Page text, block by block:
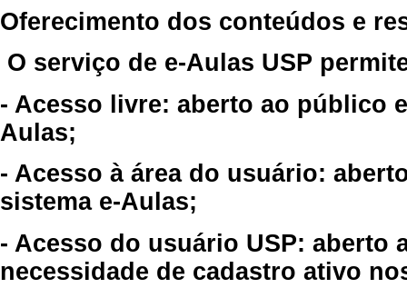
Oferecimento dos conteúdos e
O serviço de e-Aulas USP
- Acesso livre: aberto ao público
Aulas;
- Acesso à área do usuário:
sistema e-Aulas;
- Acesso do usuário USP: aberto
necessidade de cadastro ativo